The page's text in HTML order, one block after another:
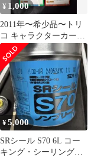
¥ 1,000
2011年〜希少品〜トリ
コ キャラクターカード
4枚セット
¥5,000
SRシール S70 6L コー
キング・シーリング用